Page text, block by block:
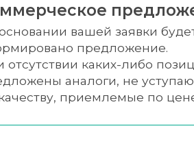
вашей заявки
предложение.
отсутствии каких-либо
аналоги, не
приемлемые по